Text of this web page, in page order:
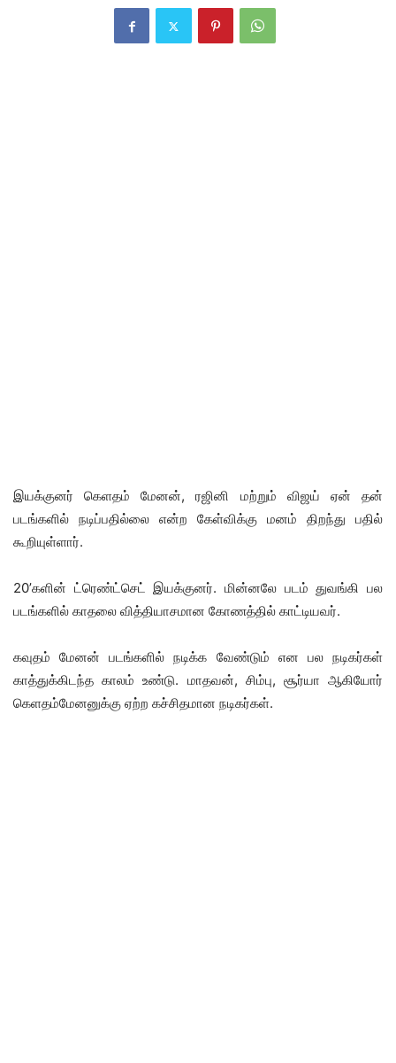
இயக்குனர் கெளதம் மேனன், ரஜினி மற்றும் விஜய் ஏன் தன்
படங்களில் நடிப்பதில்லை என்ற கேள்விக்கு மனம் திறந்து பதில்
கூறியுள்ளார்.
20’களின் ட்ரெண்ட்செட் இயக்குனர். மின்னலே படம் துவங்கி பல
படங்களில் காதலை வித்தியாசமான கோணத்தில் காட்டியவர்.
கவுதம் மேனன் படங்களில் நடிக்க வேண்டும் என பல நடிகர்கள்
காத்துக்கிடந்த காலம் உண்டு. மாதவன், சிம்பு, சூர்யா ஆகியோர்
கெளதம்மேனனுக்கு ஏற்ற கச்சிதமான நடிகர்கள்.